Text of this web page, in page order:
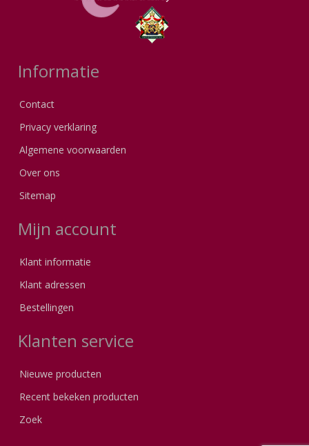
Informatie
Contact
Privacy verklaring
Algemene voorwaarden
Over ons
Sitemap
Mijn account
Klant informatie
Klant adressen
Bestellingen
Klanten service
Nieuwe producten
Recent bekeken producten
Zoek